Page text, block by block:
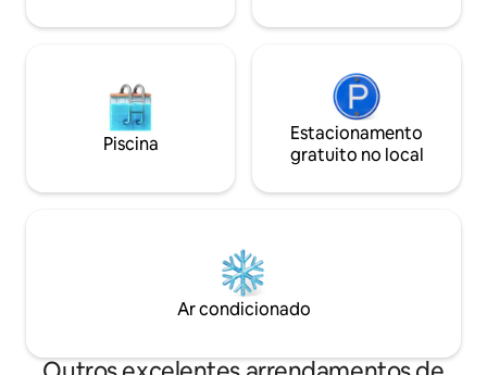
tem uma cama de 1,5 m para satisfazer
partilharem um bom momento. 🍳
Cozinha e refeições A cozinha está
totalmente equipada com um conjunto
completo de equipamentos de cozinha,
conveniência e do calor de casa. 🏊
tornando-a o lugar perfeito para
desfrutar da frescura e do
relaxamento.Os serviços de limpeza são
prestados três vezes por semana para
confortável. 🔥 Lazer ao ar livre A
cidade enquanto
sua experiência
desfrutar do sol e
ir facilmente à
comercial
moradia à noite
momento
Piscina
Estacionamento
gratuito no local
Ar condicionado